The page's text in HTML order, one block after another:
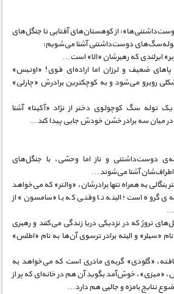
از کوهستان‌های آفتابی تا جنگل‌های
توله‌سگ‌های دوست‌داشتنی آشنا می‌شویم:
ایرلندی که رهبرشان «الا» است…
ضعیف و لرزان اما اراده‌ای قوی! «اوتیس»
روبرو می‌شود و به کوچکترین برادرش «چارلی»
توله سگ کوچولوی دختر از نژاد «آکیتا» آشنا
میان سه برادر خشن خودش جایی پیدا کند…
دوست‌داشتنی و ناز اما وحشی، با جنگل‌های
آشنا می‌شوند…
بنگالی به همراه تنها برادرشان، «والتر» که می‌خواهد
گروه است؛ البته تا وقتی که با «سامسون» از
نروژ که در نزدیکی دریا زندگی می‌کنند و رهبری
«سیلر» و البته برادر ترسوی آن‌ها به نام «اطلس»
«گلودی» گربه‌ی مادری است که می‌خواهد به
«میزی»، خوش‌آمد بگوید آن هم در خانه‌ای که پر از
نتایج بامزه‌ و جالبی هم دارد…